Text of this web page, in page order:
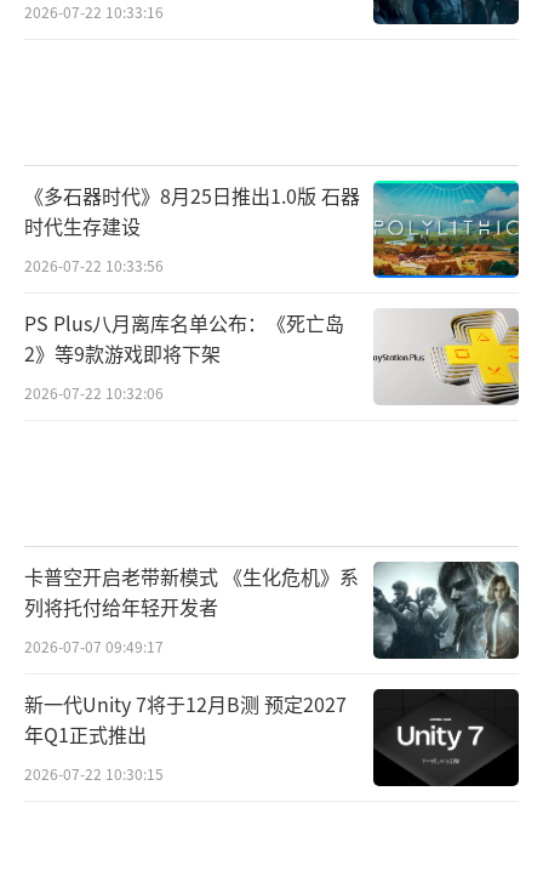
2026-07-22 10:33:16
《多石器时代》8月25日推出1.0版 石器
时代生存建设
2026-07-22 10:33:56
PS Plus八月离库名单公布：《死亡岛
2》等9款游戏即将下架
2026-07-22 10:32:06
卡普空开启老带新模式 《生化危机》系
列将托付给年轻开发者
2026-07-07 09:49:17
新一代Unity 7将于12月B测 预定2027
年Q1正式推出
2026-07-22 10:30:15